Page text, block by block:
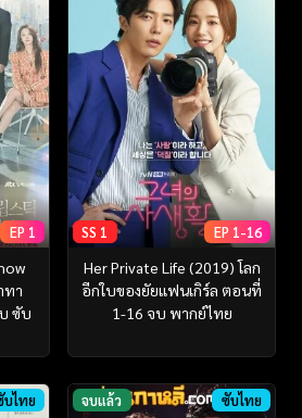
EP 1
ทา
ซับ
SS 1 EP 1-16
Her Private Life (2019) โลก
อีกใบของยัยแฟนเกิร์ล ตอนที่
1-16 จบ พากย์ไทย
บไทย จบแล้ว ซับไทย